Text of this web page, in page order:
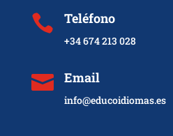
 Teléfono
+34 674 213 028
 Email
info@educoidiomas.es